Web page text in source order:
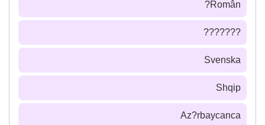
Român?
???????
Svenska
Shqip
Az?rbaycanca